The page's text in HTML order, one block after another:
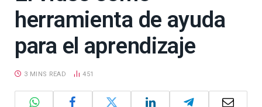
herramienta de ayuda
para el aprendizaje
3 MINS READ 451